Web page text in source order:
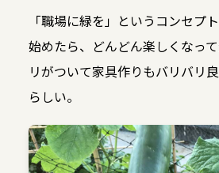
「職場に緑を」というコンセプ
始めたら、どんどん楽しくなっ
リがついて家具作りもバリバリ
らしい。